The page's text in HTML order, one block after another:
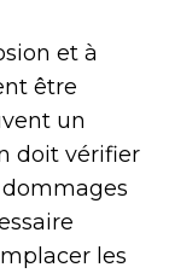
et à
être
un
doit vérifier
les